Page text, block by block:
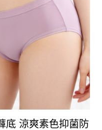
底 涼爽素色抑菌防